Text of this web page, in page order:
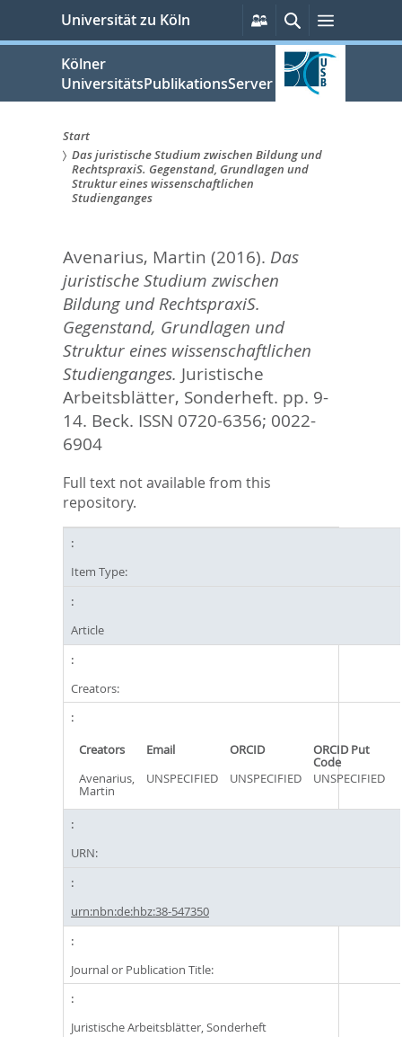
springen
Universität zu Köln
Persönliche
Services
SucheMenü
Kölner
UniversitätsPublikationsServer
Sie
sind
Start
Das juristische Studium zwischen Bildung und
RechtspraxiS. Gegenstand, Grundlagen und
Struktur eines wissenschaftlichen
Studienganges
Avenarius, Martin (2016). Das
juristische Studium zwischen
Bildung und RechtspraxiS.
Gegenstand, Grundlagen und
Struktur eines wissenschaftlichen
Studienganges. Juristische
Arbeitsblätter, Sonderheft. pp. 9-
14. Beck. ISSN 0720-6356; 0022-
6904
Full text not available from this
repository.
Item Type:
Article
Creators:
Creators Email ORCID ORCID Put
Code
Avenarius,
Martin
UNSPECIFIED UNSPECIFIED UNSPECIFIED
URN:
urn:nbn:de:hbz:38-547350
Journal or Publication Title:
Juristische Arbeitsblätter, Sonderheft